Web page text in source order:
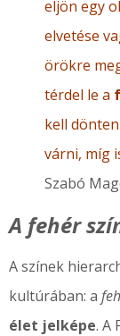
eljön egy
elvetése
örökre
térdel le a
kell
várni, míg
Szabó
A fehér
A színek
kultúrában: a
élet jelképe. A